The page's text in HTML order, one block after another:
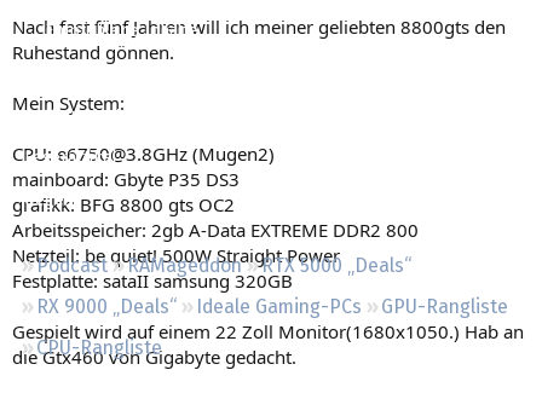
Empfohlene Inhalte
Neueste Aktivitäten
Leserartikel
Regeln
Podcast RAMageddon
RTX 5000 „Deals“
RX 9000 „Deals“
Ideale Gaming-PCs
GPU-Rangliste
CPU-Rangliste
Nach fast fünf Jahren will ich meiner geliebten 8800gts den
Ruhestand gönnen.
Mein System:
CPU: e6750@3.8GHz (Mugen2)
mainboard: Gbyte P35 DS3
grafikk: BFG 8800 gts OC2
Arbeitsspeicher: 2gb A-Data EXTREME DDR2 800
Netzteil: be quiet! 500W Straight Power
Festplatte: sataII samsung 320GB
Gespielt wird auf einem 22 Zoll Monitor(1680x1050.) Hab an
die Gtx460 von Gigabyte gedacht.